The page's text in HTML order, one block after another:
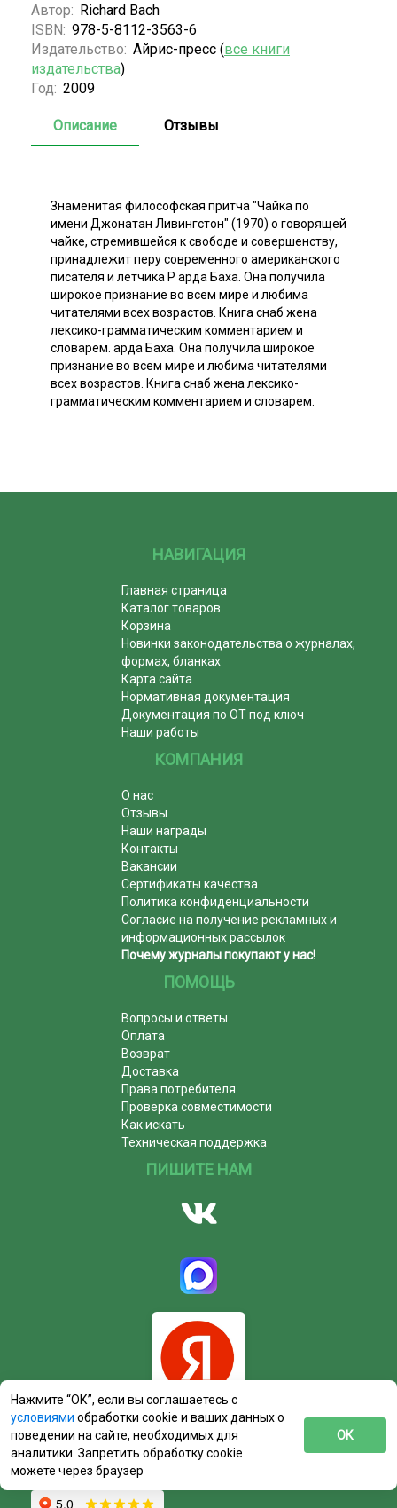
Автор: Richard Bach
ISBN: 978-5-8112-3563-6
Издательство: Айрис-пресс (все книги
издательства)
Год: 2009
Описание Отзывы
Знаменитая философская притча "Чайка по
имени Джонатан Ливингстон" (1970) о говорящей
чайке, стремившейся к свободе и совершенству,
принадлежит перу современного американского
писателя и летчика Р арда Баха. Она получила
широкое признание во всем мире и любима
читателями всех возрастов. Книга снаб жена
лексико-грамматическим комментарием и
словарем. арда Баха. Она получила широкое
признание во всем мире и любима читателями
всех возрастов. Книга снаб жена лексико-
грамматическим комментарием и словарем.
НАВИГАЦИЯ
Главная страница
Каталог товаров
Корзина
Новинки законодательства о журналах,
формах, бланках
Карта сайта
Нормативная документация
Документация по ОТ под ключ
Наши работы
КОМПАНИЯ
О нас
Отзывы
Наши награды
Контакты
Вакансии
Сертификаты качества
Политика конфиденциальности
Согласие на получение рекламных и
информационных рассылок
Почему журналы покупают у нас!
ПОМОЩЬ
Вопросы и ответы
Оплата
Возврат
Доставка
Права потребителя
Проверка совместимости
Как искать
Техническая поддержка
ПИШИТЕ НАМ
Нажмите “ОК”, если вы соглашаетесь с
условиями обработки cookie и ваших данных о
поведении на сайте, необходимых для
аналитики. Запретить обработку cookie
можете через браузер
ОК